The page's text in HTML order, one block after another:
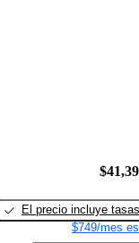
El precio incluye tasas
$749/mes